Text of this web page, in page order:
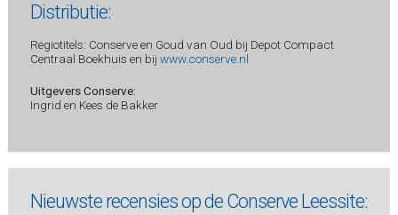
Distributie:
Regiotitels: Conserve en Goud van Oud bij Depot Compact
Centraal Boekhuis en bij www.conserve.nl
Uitgevers Conserve:
Ingrid en Kees de Bakker
Nieuwste recensies op de Conserve Leessite: